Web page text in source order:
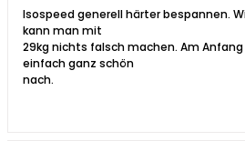
Isospeed generell härter bespannen.
kann man mit
29kg nichts falsch machen. Am
einfach ganz schön
nach.